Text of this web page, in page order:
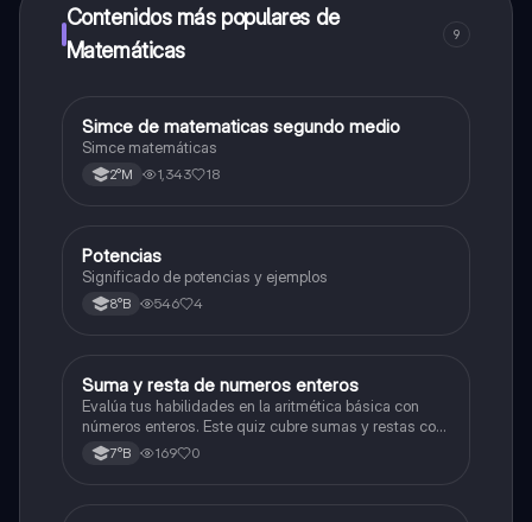
a determinadas funciones.
Contenidos más populares de
Matemáticas
9
Matemáticas
Simce de matematicas segundo medio
Simce matemáticas
2°M 1,343 18
Matemáticas
Potencias
Significado de potencias y ejemplos
8°B 546 4
SMatemáticas
Suma y resta de numeros enteros
Evalúa tus habilidades en la aritmética básica con
números enteros. Este quiz cubre sumas y restas con
números positivos y negativos.
7°B 169 0